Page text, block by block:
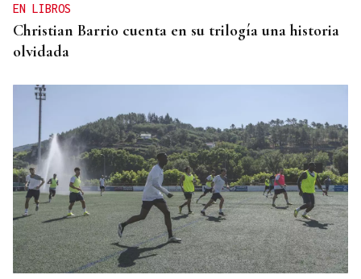
EN LIBROS
Christian Barrio cuenta en su trilogía una historia
olvidada